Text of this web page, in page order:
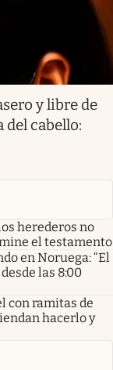
y libre de
cabello:
herederos no
el testamento
en Noruega: “El
las 8:00
con ramitas de
hacerlo y